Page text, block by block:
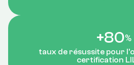
+80%
taux de résussite pour
certification